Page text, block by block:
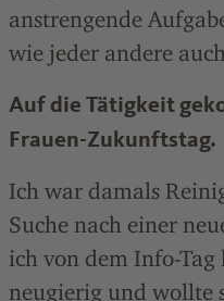
anstrengende
wie jeder andere
Auf die Tätigkeit
Frauen-Zukunftstag.
Ich war damals
Suche nach einer
ich von dem Info-
neugierig und wollte